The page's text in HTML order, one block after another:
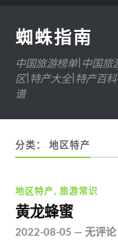
蜘蛛指南
中国旅游榜单|中国
区|特产大全|特产百
谱
分类：地区特产
地区特产,旅游常识
黄龙蜂蜜
2022-08-05 —无评论